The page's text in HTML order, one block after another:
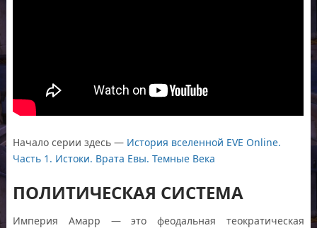
Начало серии здесь — История вселенной EVE Online.
Часть 1. Истоки. Врата Евы. Темные Века
ПОЛИТИЧЕСКАЯ СИСТЕМА
Империя Амарр — это феодальная теократическая